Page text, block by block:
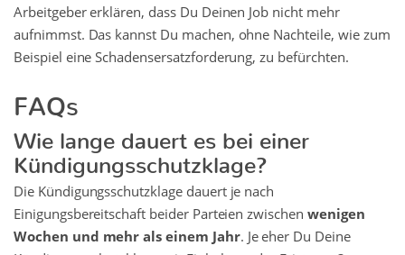
Arbeitgeber erklären, dass Du Deinen Job nicht mehr
aufnimmst. Das kannst Du machen, ohne Nachteile, wie zum
Beispiel eine Schadensersatzforderung, zu befürchten.
FAQs
Wie lange dauert es bei einer
Kündigungsschutzklage?
Die Kündigungsschutzklage dauert je nach
Einigungsbereitschaft beider Parteien zwischen wenigen
Wochen und mehr als einem Jahr. Je eher Du Deine